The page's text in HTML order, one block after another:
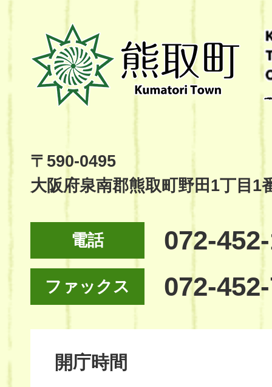
熊
取
町
Kumatori
Site
〒590-0495
大阪府泉南郡熊取町野田1丁目1
電話 072-
ファックス 072-
開庁時間